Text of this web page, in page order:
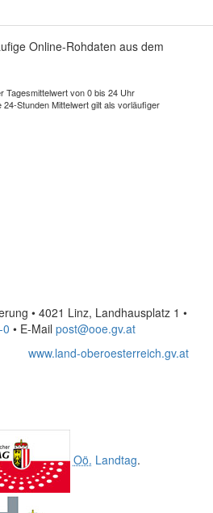
Online-Rohdaten aus dem
Tagesmittelwert von 0 bis 24 Uhr
Stunden Mittelwert gilt als vorläufiger
• 4021 Linz, Landhausplatz 1 •
• E-Mail post@ooe.gv.at
www.land-oberoesterreich.gv.at
Oö. Landtag.